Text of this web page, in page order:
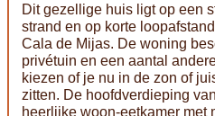
Dit gezellige huis ligt op een
strand en op korte
Cala de Mijas. De woning
privétuin en een aantal
kiezen of je nu in de zon of
zitten. De hoofdverdieping
heerlijke woon-eetkamer met